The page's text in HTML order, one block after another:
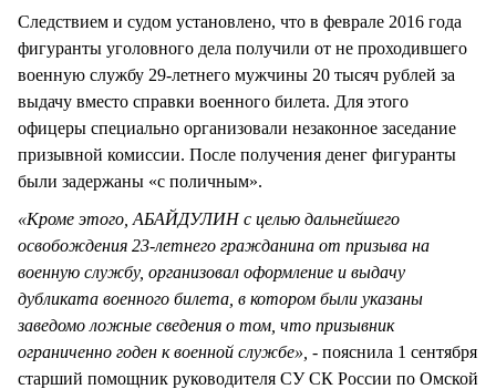
Следствием и судом установлено, что в феврале 2016 года
фигуранты уголовного дела получили от не проходившего
военную службу 29-летнего мужчины 20 тысяч рублей за
выдачу вместо справки военного билета. Для этого
офицеры специально организовали незаконное заседание
призывной комиссии. После получения денег фигуранты
были задержаны «с поличным».
«Кроме этого, АБАЙДУЛИН с целью дальнейшего
освобождения 23-летнего гражданина от призыва на
военную службу, организовал оформление и выдачу
дубликата военного билета, в котором были указаны
заведомо ложные сведения о том, что призывник
ограниченно годен к военной службе», - пояснила 1 сентября
старший помощник руководителя СУ СК России по Омской